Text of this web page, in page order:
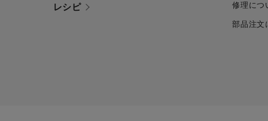
レシピ 修理につ
部品注文